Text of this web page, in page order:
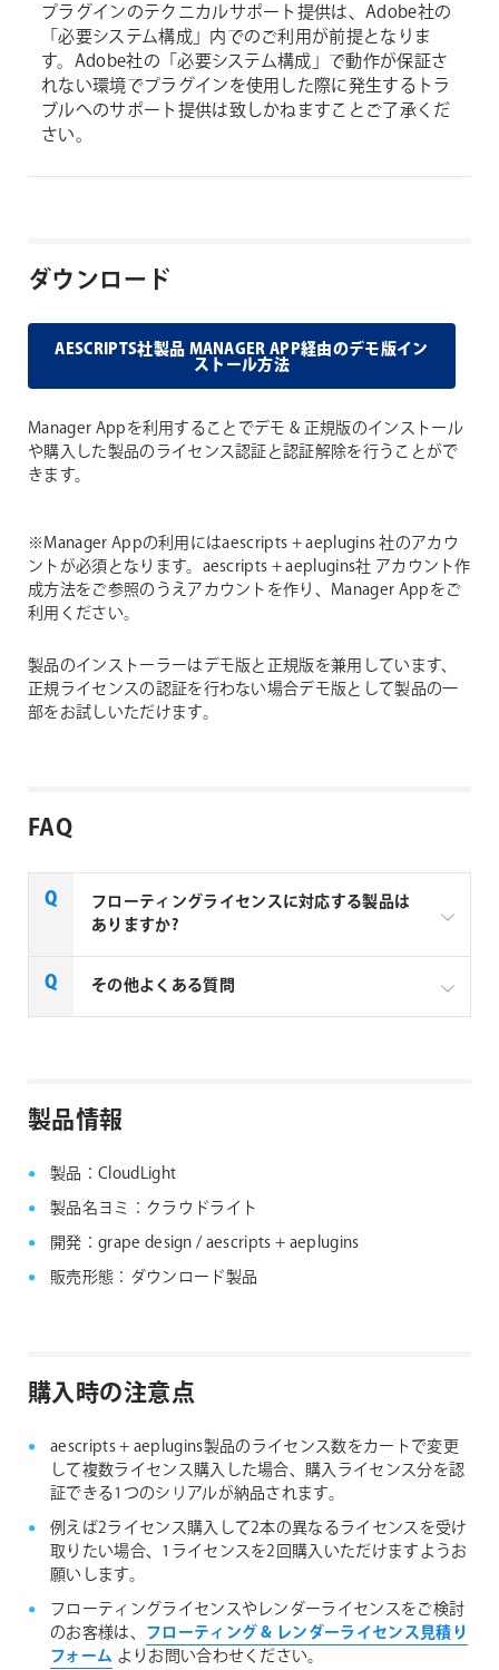
プラグインのテクニカルサポート提供は、Adobe社の
「必要システム構成」内でのご利用が前提となりま
す。Adobe社の「必要システム構成」で動作が保証さ
れない環境でプラグインを使用した際に発生するトラ
ブルへのサポート提供は致しかねますことご了承くだ
さい。
ダウンロード
AESCRIPTS社製品 MANAGER APP経由のデモ版イン
ストール方法
Manager Appを利用することでデモ & 正規版のインストール
や購入した製品のライセンス認証と認証解除を行うことがで
きます。
※Manager Appの利用にはaescripts + aeplugins 社のアカウ
ントが必須となります。aescripts + aeplugins社 アカウント作
成方法をご参照のうえアカウントを作り、Manager Appをご
利用ください。
製品のインストーラーはデモ版と正規版を兼用しています、
正規ライセンスの認証を行わない場合デモ版として製品の一
部をお試しいただけます。
FAQ
フローティングライセンスに対応する製品は
ありますか?
一部製品でフローティングライセンスの取扱いがあり
aescripts + aeplugins社 フローティングライセン
その他よくある質問
製品情報
製品：CloudLight
製品名ヨミ：クラウドライト
開発：grape design / aescripts + aeplugins
販売形態：ダウンロード製品
購入時の注意点
aescripts + aeplugins製品のライセンス数をカートで変更
して複数ライセンス購入した場合、購入ライセンス分を認
証できる1つのシリアルが納品されます。
例えば2ライセンス購入して2本の異なるライセンスを受け
取りたい場合、1ライセンスを2回購入いただけますようお
願いします。
フローティングライセンスやレンダーライセンスをご検討
のお客様は、 フローティング & レンダーライセンス見積り
フォーム よりお問い合わせください。